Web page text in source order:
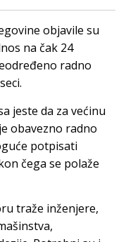
objavile su
na čak 24
radno
jeste da za većinu
obavezno radno
potpisati
čega se polaže
traže inženjere,